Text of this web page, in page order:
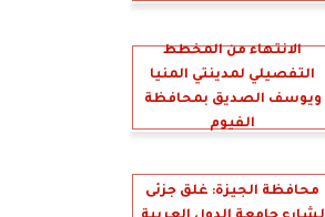
الانتهاء من المخطط
التفصيلي لمدينتي المنيا
ويوسف الصديق بمحافظة
الفيوم
محافظة الجيزة: غلق جزئى